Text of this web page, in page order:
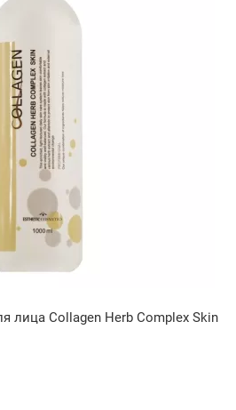
лица Collagen Herb Complex Skin